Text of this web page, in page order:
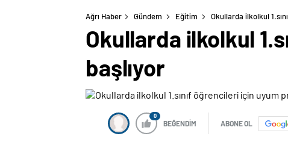
Ağrı Haber Gündem Eğitim Okullarda ilkolkul
Okullarda ilkolkul
başlıyor
0
BEĞENDİM ABONE OL